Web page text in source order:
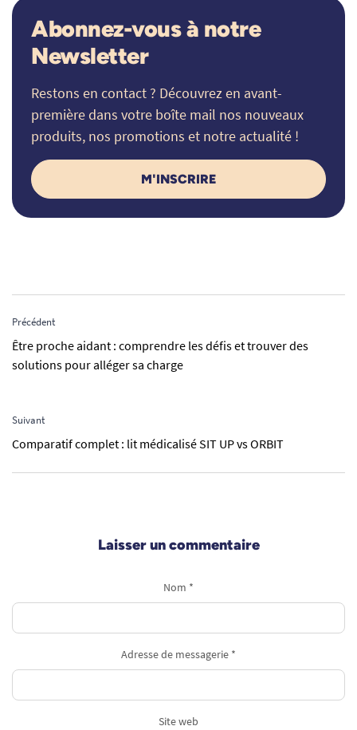
Abonnez-vous à notre
Newsletter
Restons en contact ? Découvrez en avant-
première dans votre boîte mail nos nouveaux
produits, nos promotions et notre actualité !
M'INSCRIRE
Précédent
Être proche aidant : comprendre les défis et trouver des
solutions pour alléger sa charge
Suivant
Comparatif complet : lit médicalisé SIT UP vs ORBIT
Laisser un commentaire
Nom *
Adresse de messagerie *
Site web